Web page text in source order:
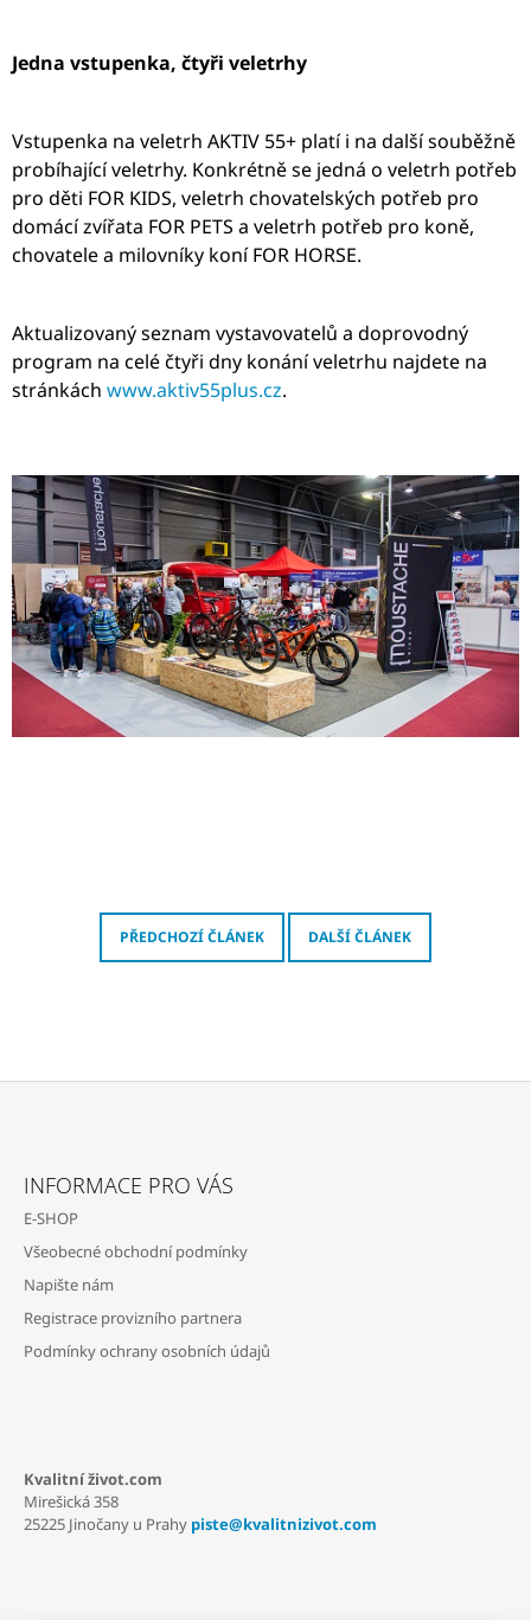
Jedna vstupenka, čtyři veletrhy
Vstupenka na veletrh AKTIV 55+ platí i na další souběžně
probíhající veletrhy. Konkrétně se jedná o veletrh potřeb
pro děti FOR KIDS, veletrh chovatelských potřeb pro
domácí zvířata FOR PETS a veletrh potřeb pro koně,
chovatele a milovníky koní FOR HORSE.
Aktualizovaný seznam vystavovatelů a doprovodný
program na celé čtyři dny konání veletrhu najdete na
stránkách www.aktiv55plus.cz.
PŘEDCHOZÍ ČLÁNEK DALŠÍ ČLÁNEK
INFORMACE PRO VÁS
E-SHOP
Všeobecné obchodní podmínky
Napište nám
Registrace provizního partnera
Podmínky ochrany osobních údajů
Kvalitní život.com
Mirešická 358
25225 Jinočany u Prahy piste@kvalitnizivot.com